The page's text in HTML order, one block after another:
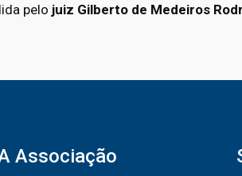
pelo juiz Gilberto de Medeiros
Associação